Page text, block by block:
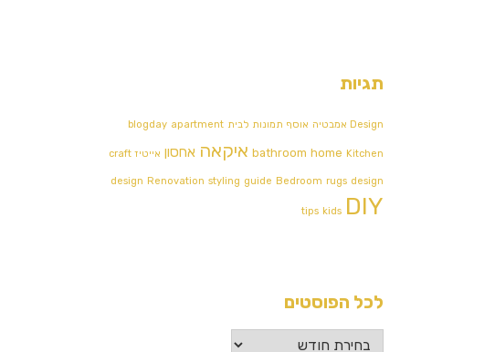
תגיות
Design אמבטיה אוסף תמונות לבית blogday apartment
bathroom home Kitchen איקאה אחסון אייטיז craft
design Renovation styling guide Bedroom rugs design
tips kids DIY
לכל הפוסטים
לכל